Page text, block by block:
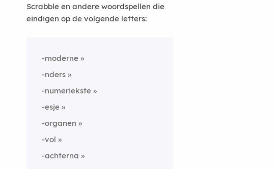
Scrabble en andere woordspellen die
eindigen op de volgende letters:
-moderne
-nders
-numeriekste
-esje
-organen
-vol
-achterna